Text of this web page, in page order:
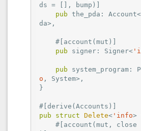
ds = []
, bump)]
pub the_pda: Account<
da>,
#[account(mut)]
pub signer: Signer<
pub system_program:
o , System>,
}
#[derive(Accounts)]
pub
struct Delete< 'info>
#[account(mut, close